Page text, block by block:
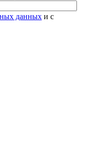
данных и с